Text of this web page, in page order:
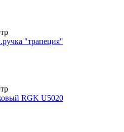
"трапеция"
RGK U5020